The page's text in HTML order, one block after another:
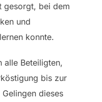
gesorgt, bei dem
und
konnte.
alle Beteiligten,
bis zur
dieses